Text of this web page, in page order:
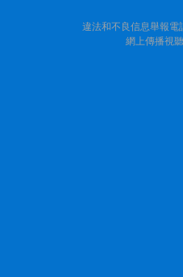
違法和不良信息舉報電
網上傳播視